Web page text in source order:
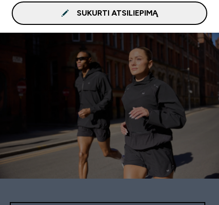
SUKURTI ATSILIEPIMĄ